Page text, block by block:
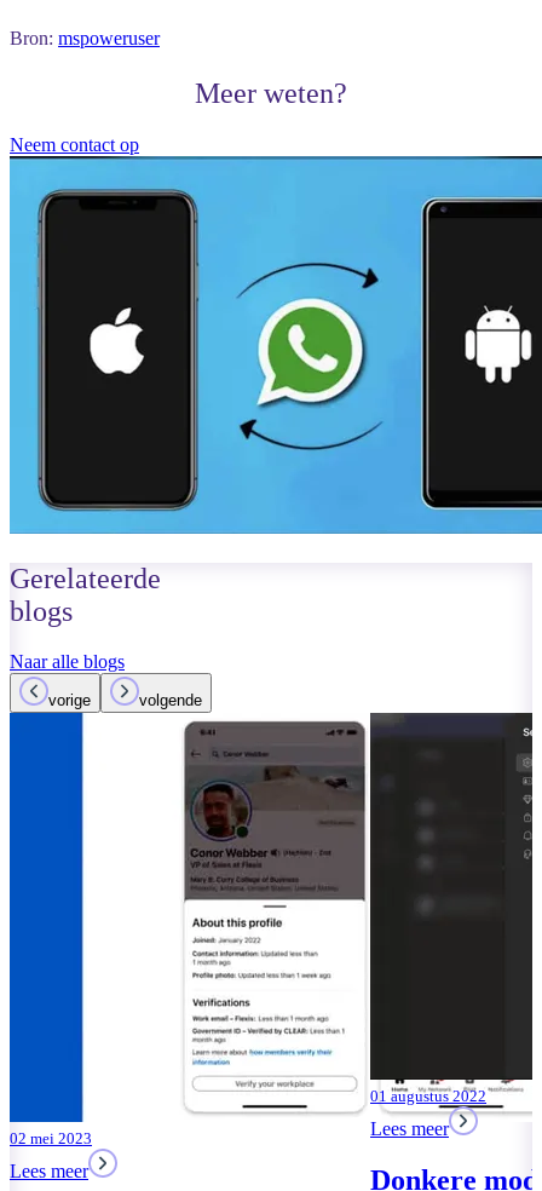
Bron: mspoweruser
Meer weten?
Neem contact op
Gerelateerde
blogs
Naar alle blogs
vorige volgende
Lees meer
Donkere modus
Lees meer
Microsoft
Facebook-